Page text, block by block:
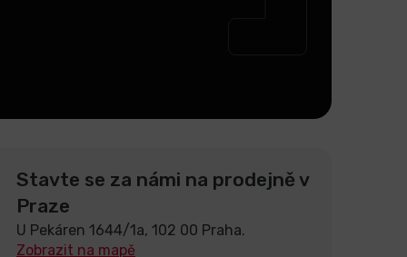
Stavte se za námi na prodejně v
Praze
U Pekáren 1644/1a, 102 00 Praha.
Zobrazit na mapě